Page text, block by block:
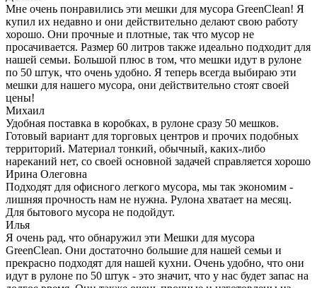
Мне очень понравились эти мешки для мусора GreenClean! Я
купил их недавно и они действительно делают свою работу
хорошо. Они прочные и плотные, так что мусор не
просачивается. Размер 60 литров также идеально подходит для
нашей семьи. Большой плюс в том, что мешки идут в рулоне
по 50 штук, что очень удобно. Я теперь всегда выбираю эти
мешки для нашего мусора, они действительно стоят своей
цены!
Михаил
Удобная поставка в коробках, в рулоне сразу 50 мешков.
Готовый вариант для торговых центров и прочих подобных
территорий. Материал тонкий, обычный, каких-либо
нареканий нет, со своей основной задачей справляется хорошо
Ирина Олеговна
Подходят для офисного легкого мусора, мы так экономим -
лишняя прочность нам не нужна. Рулона хватает на месяц.
Для бытового мусора не подойдут.
Илья
Я очень рад, что обнаружил эти Мешки для мусора
GreenClean. Они достаточно большие для нашей семьи и
прекрасно подходят для нашей кухни. Очень удобно, что они
идут в рулоне по 50 штук - это значит, что у нас будет запас на